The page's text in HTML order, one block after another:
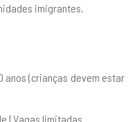
imigrantes.
anos (crianças devem estar
| Vagas limitadas